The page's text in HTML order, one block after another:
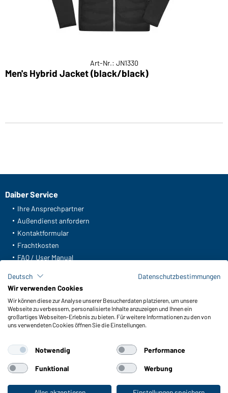
Art-Nr.: JN1330
Men's Hybrid Jacket (black/black)
Daiber Service
Ihre Ansprechpartner
Außendienst anfordern
Kontaktformular
Frachtkosten
FAQ / User Manual
Meldeportal nach Hinweisgeberschutz
Funktionen & Pflege
Produkteigenschaften
Pflegehinweise
Farben
WORKWEAR COLLECTION
Deutsch
Datenschutzbestimmungen
Wir verwenden Cookies
Wir können diese zur Analyse unserer Besucherdaten platzieren, um unsere
Webseite zu verbessern, personalisierte Inhalte anzuzeigen und Ihnen ein
großartiges Webseiten-Erlebnis zu bieten. Für weitere Informationen zu den von
uns verwendeten Cookies öffnen Sie die Einstellungen.
Notwendig Performance
Funktional Werbung